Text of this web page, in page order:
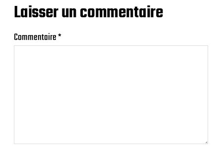
Laisser un commentaire
Commentaire*